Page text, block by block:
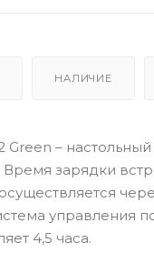
НАЛИЧИЕ
–
зарядки
управления
4,5 часа.